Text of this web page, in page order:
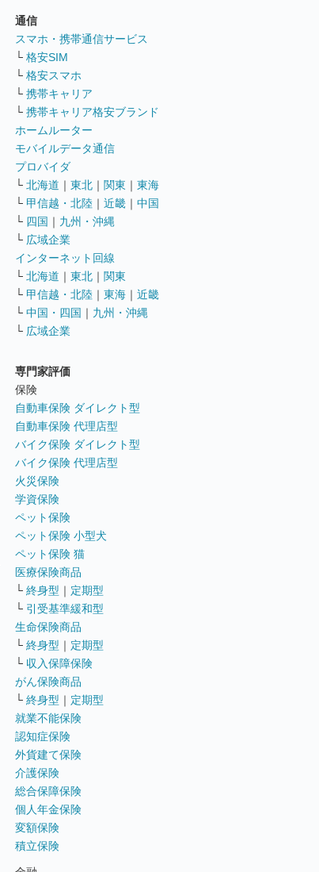
通信
スマホ・携帯通信サービス
└ 格安SIM
└ 格安スマホ
└ 携帯キャリア
└ 携帯キャリア格安ブランド
ホームルーター
モバイルデータ通信
プロバイダ
└ 北海道 ｜ 東北 ｜ 関東 ｜ 東海
└ 甲信越・北陸 ｜ 近畿 ｜ 中国
└ 四国 ｜ 九州・沖縄
└ 広域企業
インターネット回線
└ 北海道 ｜ 東北 ｜ 関東
└ 甲信越・北陸 ｜ 東海 ｜ 近畿
└ 中国・四国 ｜ 九州・沖縄
└ 広域企業
専門家評価
保険
自動車保険 ダイレクト型
自動車保険 代理店型
バイク保険 ダイレクト型
バイク保険 代理店型
火災保険
学資保険
ペット保険
ペット保険 小型犬
ペット保険 猫
医療保険商品
└ 終身型 ｜ 定期型
└ 引受基準緩和型
生命保険商品
└ 終身型 ｜ 定期型
└ 収入保障保険
がん保険商品
└ 終身型 ｜ 定期型
就業不能保険
認知症保険
外貨建て保険
介護保険
総合保障保険
個人年金保険
変額保険
積立保険